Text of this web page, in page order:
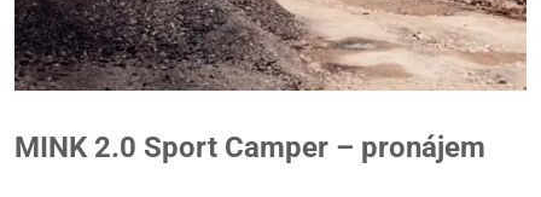
MINK 2.0 Sport Camper – pronájem